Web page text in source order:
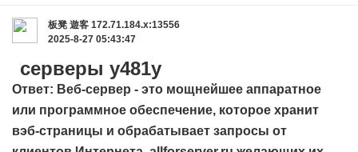
板凳 遊客 172.71.184.x:13556
2025-8-27 05:43:47
серверы y481y
Ответ: Веб-сервер - это мощнейшее аппаратное
или программное обеспечение, которое хранит
вэб-страницы и обрабатывает запросы от